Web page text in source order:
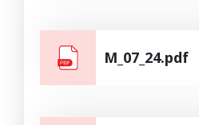
M_07_24.pdf